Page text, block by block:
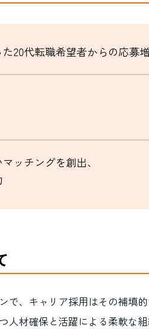
20代転職希望者からの応募増
ッチングを創出、
で、キャリア採用はその補填
人材確保と活躍による柔軟な